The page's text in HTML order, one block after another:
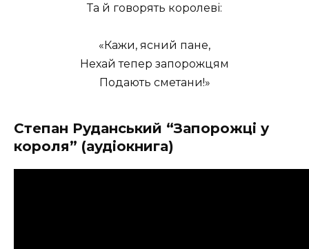
Та й говорять королеві:
«Кажи, ясний пане,
Нехай тепер запорожцям
Подають сметани!»
Степан Руданський “Запорожці у
короля” (аудіокнига)